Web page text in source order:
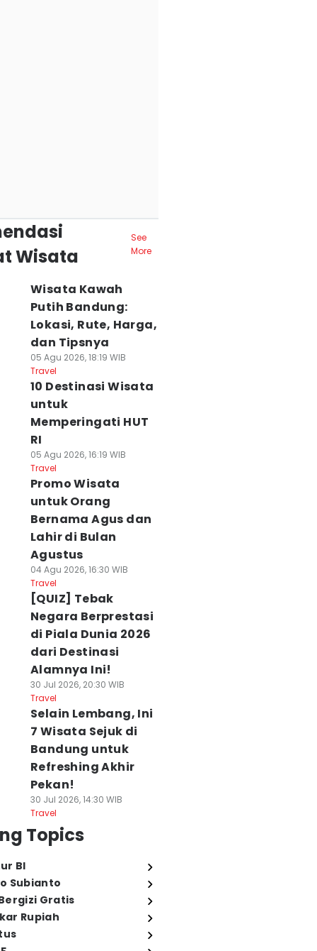
Wisata
See
More
Wisata Kawah
Putih Bandung:
Lokasi, Rute, Harga,
dan Tipsnya
05 Agu 2026, 18:19 WIB
Travel
10 Destinasi Wisata
untuk
Memperingati HUT
RI
05 Agu 2026, 16:19 WIB
Travel
Promo Wisata
untuk Orang
Bernama Agus dan
Lahir di Bulan
Agustus
04 Agu 2026, 16:30 WIB
Travel
[QUIZ] Tebak
Negara Berprestasi
di Piala Dunia 2026
dari Destinasi
Alamnya Ini!
30 Jul 2026, 20:30 WIB
Travel
Selain Lembang, Ini
7 Wisata Sejuk di
Bandung untuk
Refreshing Akhir
Pekan!
30 Jul 2026, 14:30 WIB
Travel
Topics
BI
Subianto
Gratis
Rupiah